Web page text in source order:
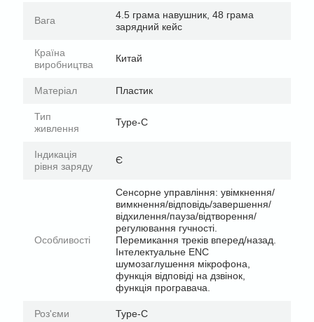
Вага
4.5 грама навушник, 48 грама
зарядний кейс
Країна
виробництва
Китай
Матеріал Пластик
Тип
живлення
Type-C
Індикація
рівня заряду
Є
Особливості
Сенсорне управління: увімкнення/
вимкнення/відповідь/завершення/
відхилення/пауза/відтворення/
регулювання гучності.
Перемикання треків вперед/назад.
Інтелектуальне ENC
шумозаглушення мікрофона,
функція відповіді на дзвінок,
функція програвача.
Роз'єми Type-C